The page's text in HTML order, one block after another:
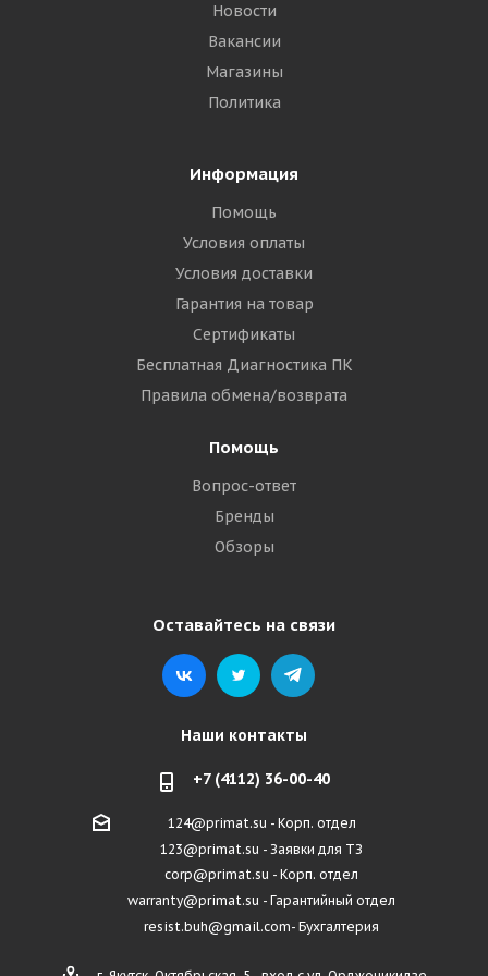
Новости
Вакансии
Магазины
Политика
Информация
Помощь
Условия оплаты
Условия доставки
Гарантия на товар
Сертификаты
Бесплатная Диагностика ПК
Правила обмена/возврата
Помощь
Вопрос-ответ
Бренды
Обзоры
Оставайтесь на связи
Наши контакты
+7 (4112) 36-00-40
124@primat.su - Корп. отдел
123@primat.su - Заявки для ТЗ
corp@primat.su - Корп. отдел
warranty@primat.su - Гарантийный отдел
resist.buh@gmail.com- Бухгалтерия